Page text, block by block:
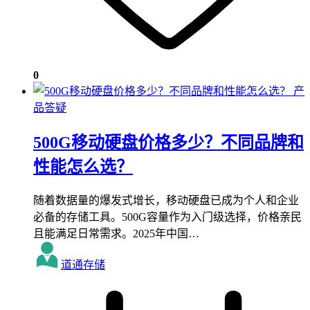
0
产
品答疑
500G移动硬盘价格多少？不同品牌和
性能怎么选？
随着数据量的爆发式增长，移动硬盘已成为个人和企业
必备的存储工具。500G容量作为入门级选择，价格亲民
且能满足日常需求。2025年中国…
道通存储